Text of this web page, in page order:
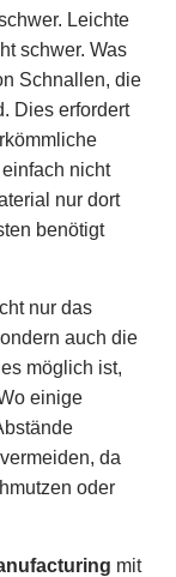
Leichte
schwer. Was
Schnallen, die
Dies erfordert
nicht
nur dort
benötigt
nur das
auch die
möglich ist,
einige
da
oder
mit